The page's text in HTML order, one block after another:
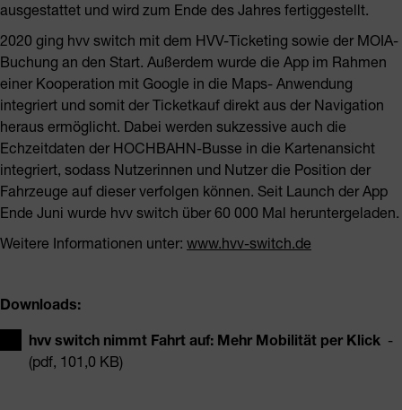
ausgestattet und wird zum Ende des Jahres fertiggestellt.
2020 ging hvv switch mit dem HVV-Ticketing sowie der MOIA-
Buchung an den Start. Außerdem wurde die App im Rahmen
einer Kooperation mit Google in die Maps- Anwendung
integriert und somit der Ticketkauf direkt aus der Navigation
heraus ermöglicht. Dabei werden sukzessive auch die
Echzeitdaten der HOCHBAHN-Busse in die Kartenansicht
integriert, sodass Nutzerinnen und Nutzer die Position der
Fahrzeuge auf dieser verfolgen können. Seit Launch der App
Ende Juni wurde hvv switch über 60 000 Mal heruntergeladen.
Weitere Informationen unter: www.hvv-switch.de
Downloads:
hvv switch nimmt Fahrt auf: Mehr Mobilität per Klick -
(pdf, 101,0 KB)